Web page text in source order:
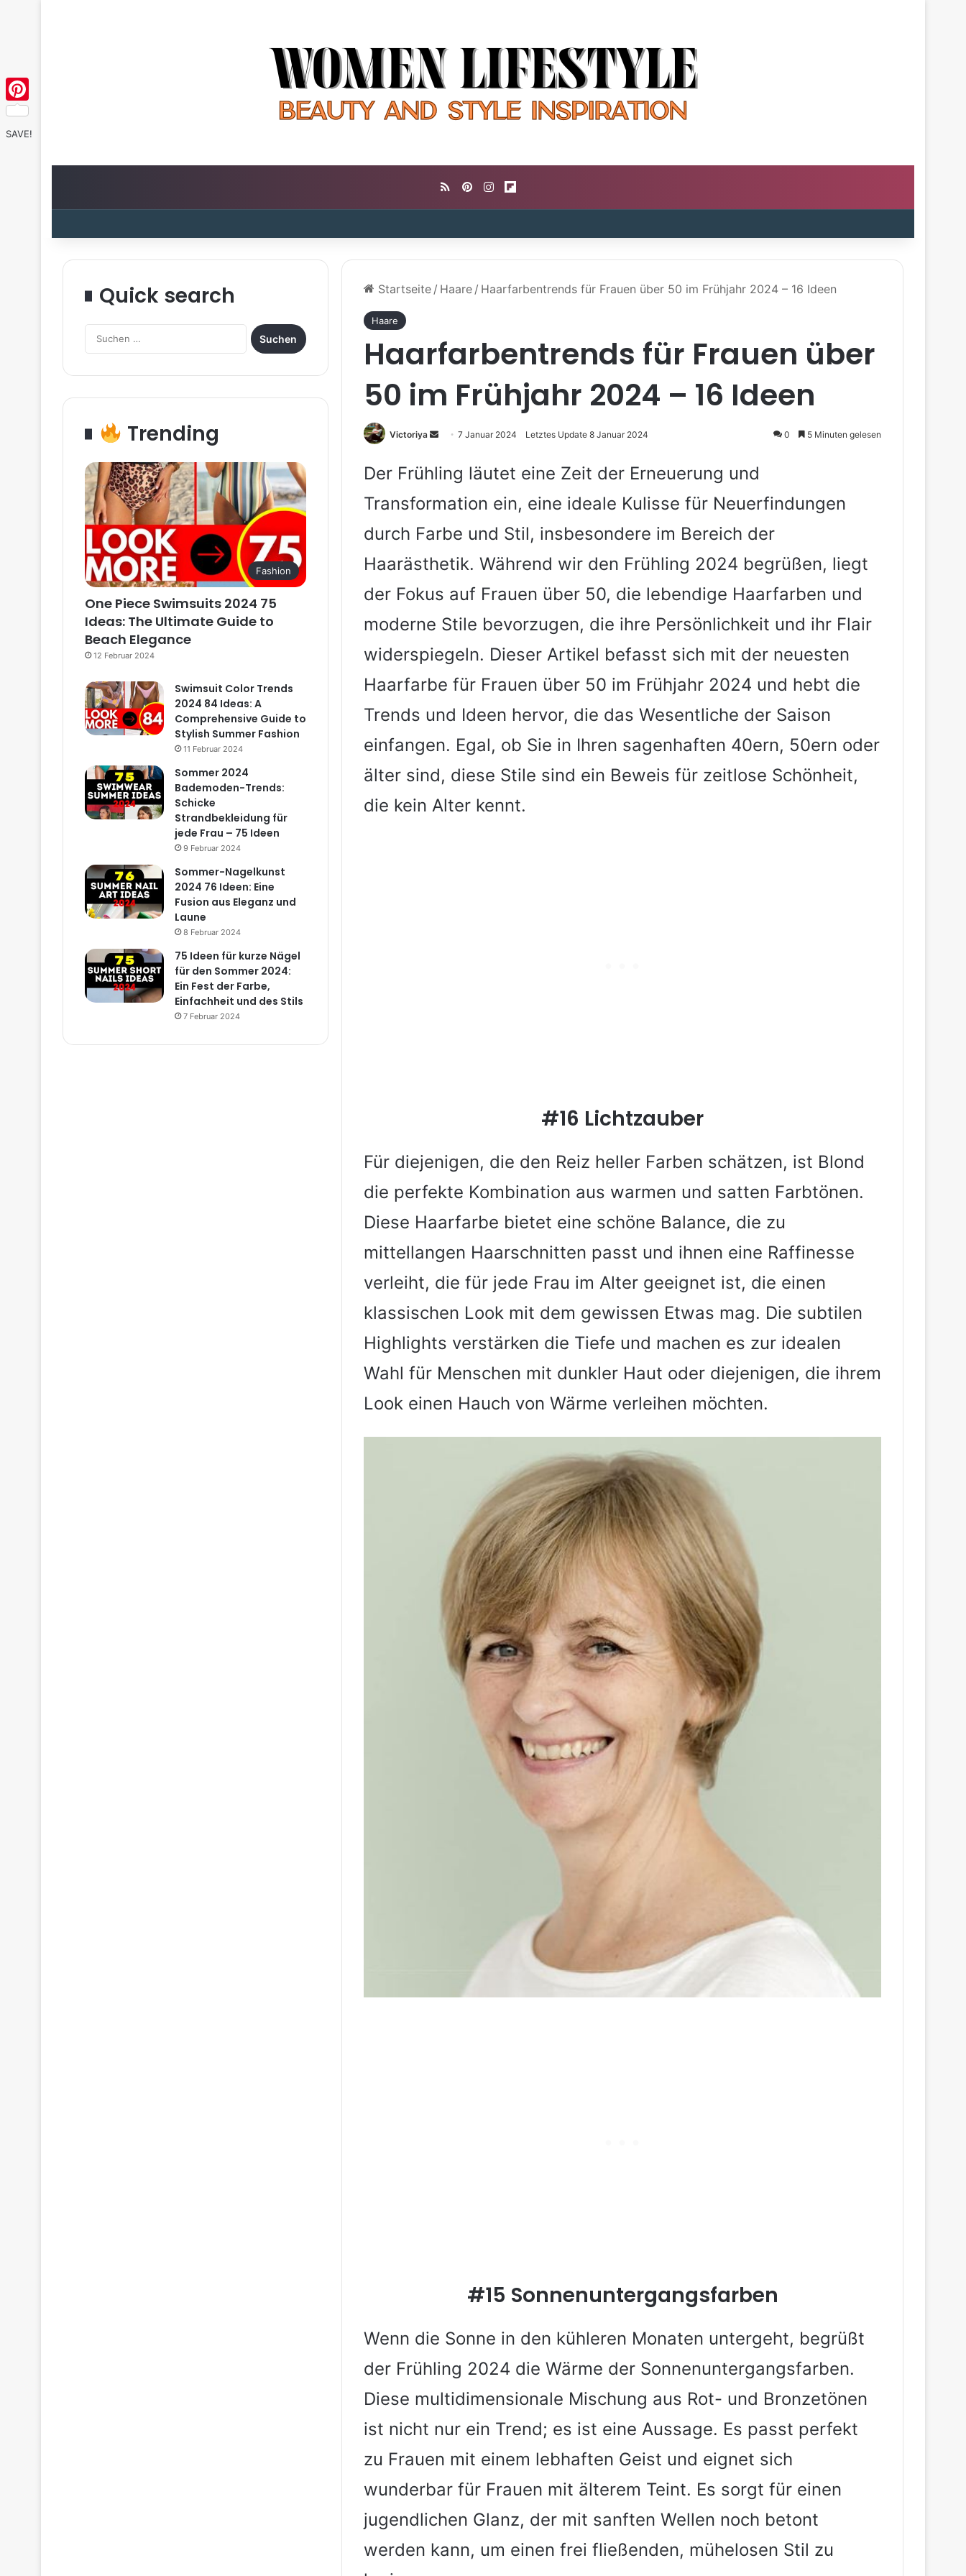
RSSPinterestInstagram
Startseite / Haare / Haarfarbentrends für Frauen über 50 im Frühjahr 2024 – 16 Ideen
Haare
Haarfarbentrends für Frauen über
50 im Frühjahr 2024 – 16 Ideen
Victoriya
Sende
eine
Mail
7 Januar 2024 Letztes Update 8 Januar 2024 0 5 Minuten gelesen
Der Frühling läutet eine Zeit der Erneuerung und
Transformation ein, eine ideale Kulisse für Neuerfindungen
durch Farbe und Stil, insbesondere im Bereich der
Haarästhetik. Während wir den Frühling 2024 begrüßen, liegt
der Fokus auf Frauen über 50, die lebendige Haarfarben und
moderne Stile bevorzugen, die ihre Persönlichkeit und ihr Flair
widerspiegeln. Dieser Artikel befasst sich mit der neuesten
Haarfarbe für Frauen über 50 im Frühjahr 2024 und hebt die
Trends und Ideen hervor, die das Wesentliche der Saison
einfangen. Egal, ob Sie in Ihren sagenhaften 40ern, 50ern oder
älter sind, diese Stile sind ein Beweis für zeitlose Schönheit,
die kein Alter kennt.
#16 Lichtzauber
Für diejenigen, die den Reiz heller Farben schätzen, ist Blond
die perfekte Kombination aus warmen und satten Farbtönen.
Diese Haarfarbe bietet eine schöne Balance, die zu
mittellangen Haarschnitten passt und ihnen eine Raffinesse
verleiht, die für jede Frau im Alter geeignet ist, die einen
klassischen Look mit dem gewissen Etwas mag. Die subtilen
Highlights verstärken die Tiefe und machen es zur idealen
Wahl für Menschen mit dunkler Haut oder diejenigen, die ihrem
Look einen Hauch von Wärme verleihen möchten.
#15 Sonnenuntergangsfarben
Wenn die Sonne in den kühleren Monaten untergeht, begrüßt
der Frühling 2024 die Wärme der Sonnenuntergangsfarben.
Diese multidimensionale Mischung aus Rot- und Bronzetönen
ist nicht nur ein Trend; es ist eine Aussage. Es passt perfekt
zu Frauen mit einem lebhaften Geist und eignet sich
wunderbar für Frauen mit älterem Teint. Es sorgt für einen
jugendlichen Glanz, der mit sanften Wellen noch betont
werden kann, um einen frei fließenden, mühelosen Stil zu
Quick search
Suchen
nach:
Trending
Fashion
One Piece Swimsuits 2024 75
Ideas: The Ultimate Guide to
Beach Elegance
12 Februar 2024
Swimsuit Color Trends
2024 84 Ideas: A
Comprehensive Guide to
Stylish Summer Fashion
11 Februar 2024
Sommer 2024
Bademoden-Trends:
Schicke
Strandbekleidung für
jede Frau – 75 Ideen
9 Februar 2024
Sommer-Nagelkunst
2024 76 Ideen: Eine
Fusion aus Eleganz und
Laune
8 Februar 2024
75 Ideen für kurze Nägel
für den Sommer 2024:
Ein Fest der Farbe,
Einfachheit und des Stils
7 Februar 2024
Pinterest
SAVE!